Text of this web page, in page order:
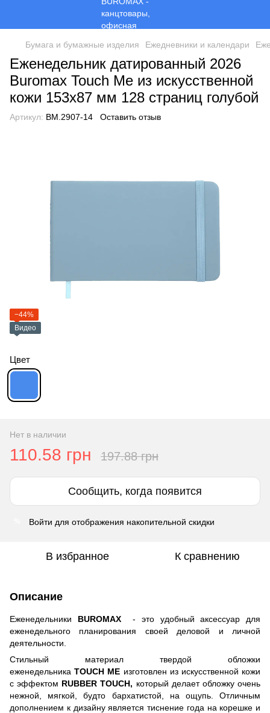
Бумага и бумажные изделия Ежедневники и календари
Еженедельник датированный 2026
Buromax Touch Me из искусственной
кожи 153x87 мм 128 страниц голубой
Артикул: BM.2907-14 Оставить отзыв
−44%
Видео
Цвет
Нет в наличии
110.58 грн 197.88 грн
Сообщить, когда появится
Войти для отображения накопительной скидки
В избранное К сравнению
Описание
Еженедельники BUROMAX- это удобный аксессуар для
еженедельного планирования своей деловой и личной
деятельности.
Стильный материал твердой обложки
еженедельникаTOUCH ME изготовлен из искусственной кожи
с эффектом RUBBER TOUCH, который делает обложку очень
нежной, мягкой, будто бархатистой, на ощупь. Отличным
дополнением к дизайну является тиснение года на корешке и